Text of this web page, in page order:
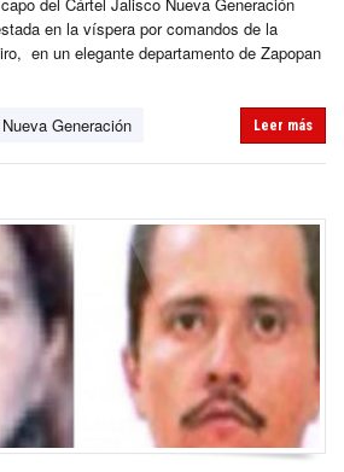
en la víspera por comandos de la
en un elegante departamento de Zapopan
Generación Leer más